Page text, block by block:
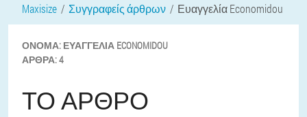
Maxisize Συγγραφείς άρθρων Ευαγγελία Economidou
ΌΝΟΜΑ: ΕΥΑΓΓΕΛΊΑ ECONOMIDOU
ΆΡΘΡΑ:4
ΤΟ ΆΡΘΡΟ